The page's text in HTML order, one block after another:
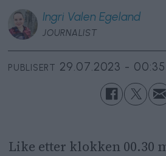
Ingri Valen Egeland
JOURNALIST
PUBLISERT 29.07.2023 - 00:35
Like etter klokken 00.30